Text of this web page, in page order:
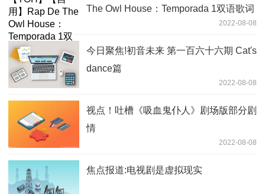
The Owl House：Temporada 1双语歌词
2022-08-08
今日聚焦!初音未来 第一百六十六期 Cat's
dance篇
2022-08-08
视点！吐槽《吸血鬼仆人》剧场版部分剧
情
2022-08-08
焦点报道:电视剧是虚拟现实